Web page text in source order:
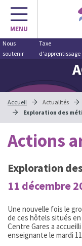
Aller
contenu
MENU
Nous
soutenir
Taxe
d'apprentissage
Accueil Actualités
Exploration des
Actions
Exploration
11 décembre
Une nouvelle fois le
de ces hôtels situés
Centre Gares a
enseignante le mardi